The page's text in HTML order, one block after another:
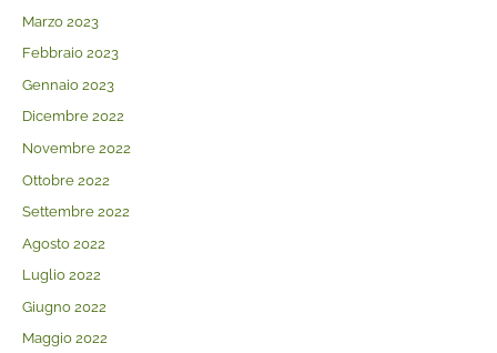
Marzo 2023
Febbraio 2023
Gennaio 2023
Dicembre 2022
Novembre 2022
Ottobre 2022
Settembre 2022
Agosto 2022
Luglio 2022
Giugno 2022
Maggio 2022